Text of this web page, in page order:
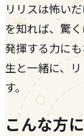
リリスは怖い
を知れば、驚
発揮する力に
生と一緒に、
す。
こんな方